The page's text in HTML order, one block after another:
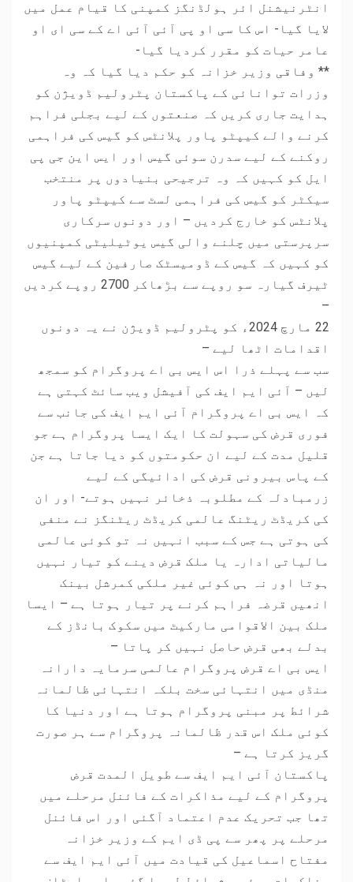
انٹرنیشنل ائر ہولڈنگز کمپنی کا قیام عمل میں
لایا گیا- اس کا سی او پی آئی آئی اے کے سی ای او
عامر حیات کو مقرر کردیا گیا-
** وفاقی وزیر خزانہ کو حکم دیا گیا کہ وہ
وزرات توانائی کے پاکستان پٹرولیم ڈویژن کو
ہدایت جاری کریں کہ صنعتوں کے لیے بجلی فراہم
کرنے والے کیپٹو پاور پلانٹس کو گیس کی فراہمی
روکنے کے لیے سدرن سوئی گیس اور ایس این جی پی
ایل کو کہیں کہ وہ ترجیحی بنیادوں پر منتخب
سیکٹر کو گیس کی فراہمی لسٹ سے کیپٹو پاور
پلانٹس کو خارج کردیں – اور دونوں سرکاری
سرپرستی میں چلنے والی گیس یوٹیلیٹی کمپنیوں
کو کہیں کہ گیس کے ڈومیسٹک صارفین کے لیے گیس
ٹیرف گیارہ سو روپے سے بڑھاکر 2700 روپے کردیں
–
22 مارچ 2024ء کو پٹرولیم ڈویژن نے یہ دونوں
اقدامات اٹھا لیے –
سب سے پہلے ذرا اس ایس بی اے پروگرام کو سمجھ
لیں – آئی ایم ایف کی آفیشل ویب سائٹ کہتی ہے
کہ ایس بی اے پروگرام آئی ایم ایف کی جانب سے
فوری قرض کی سہولت کا ایک ایسا پروگرام ہے جو
قلیل مدت کے لیے ان حکومتوں کو دیا جاتا ہے جن
کے پاس بیرونی قرض کی ادائیگی کے لیے
زرمبادلہ کے مطلوبہ ذخائر نہیں ہوتے- اور ان
کی کریڈٹ ریٹنگ عالمی کریڈٹ ریٹنگز نے منفی
کی ہوتی ہے جس کے سبب انہیں نہ تو کوئی عالمی
مالیاتی ادارہ یا ملک قرض دینے کو تیار نہیں
ہوتا اور نہ ہی کوئی غیر ملکی کمرشل بینک
انھیں قرضہ فراہم کرنے پر تیار ہوتا ہے – ایسا
ملک بین الاقوامی مارکیٹ میں سکوک بانڈز کے
بدلے بھی قرض حاصل نہیں کر پاتا –
ایس بی اے قرض پروگرام عالمی سرمایہ دارانہ
منڈی میں انتہائی سخت بلکہ انتہائی ظالمانہ
شرائط پر مبنی پروگرام ہوتا ہے اور دنیا کا
کوئی ملک اس قدر ظالمانہ پروگرام سے ہر صورت
گریز کرتا ہے –
پاکستان آئی ایم ایف سے طویل المدت قرض
پروگرام کے لیے مذاکرات کے فائنل مرحلے میں
تھا جب تحریک عدم اعتماد آگئی اور اس فائنل
مرحلے پر پھر سے پی ڈی ایم کے وزیر خزانہ
مفتاح اسماعیل کی قیادت میں آئی ایم ایف سے